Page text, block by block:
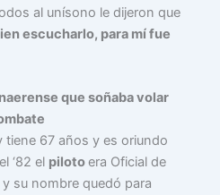
al unísono le dijeron que
escucharlo, para mí fue
que soñaba volar
tiene 67 años y es oriundo
‘82 el piloto era Oficial de
su nombre quedó para